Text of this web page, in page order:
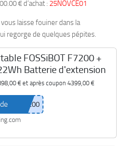
€ d’achat : 25NOVCE01
laisse fouiner dans la
regorge de quelques pépites.
FOSSiBOT F7200 +
Batterie d'extension
€et après coupon 4399,00 €